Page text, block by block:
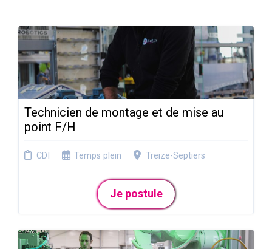
Technicien de montage et de mise au
point F/H
CDI Temps plein Treize-Septiers
Je postule